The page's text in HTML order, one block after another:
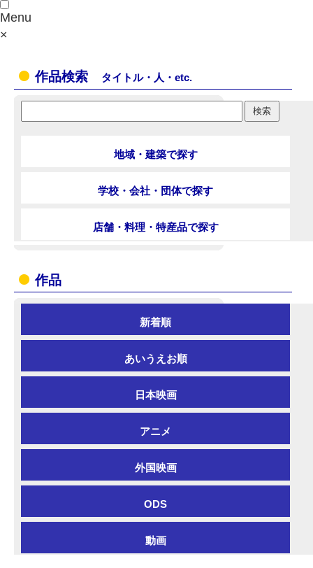
Menu
×
作品検索 タイトル・人・etc.
地域・建築で探す
学校・会社・団体で探す
店舗・料理・特産品で探す
作品
新着順
あいうえお順
日本映画
アニメ
外国映画
ODS
動画